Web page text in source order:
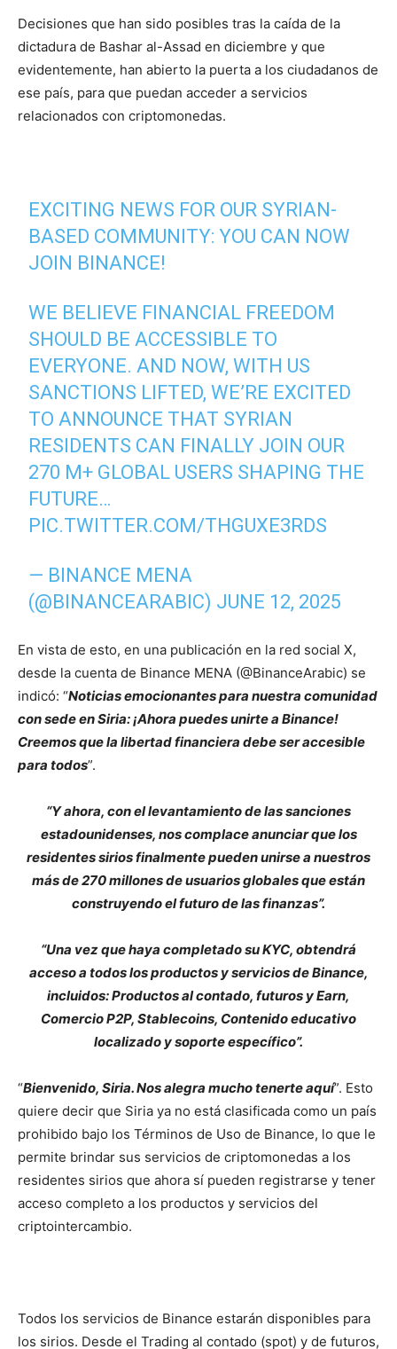
Decisiones que han sido posibles tras la caída de la
dictadura de Bashar al-Assad en diciembre y que
evidentemente, han abierto la puerta a los ciudadanos de
ese país, para que puedan acceder a servicios
relacionados con criptomonedas.
EXCITING NEWS FOR OUR SYRIAN-
BASED COMMUNITY: YOU CAN NOW
JOIN BINANCE!
WE BELIEVE FINANCIAL FREEDOM
SHOULD BE ACCESSIBLE TO
EVERYONE. AND NOW, WITH US
SANCTIONS LIFTED, WE’RE EXCITED
TO ANNOUNCE THAT SYRIAN
RESIDENTS CAN FINALLY JOIN OUR
270 M+ GLOBAL USERS SHAPING THE
FUTURE…
PIC.TWITTER.COM/THGUXE3RDS
— BINANCE MENA
(@BINANCEARABIC) JUNE 12, 2025
En vista de esto, en una publicación en la red social X,
desde la cuenta de Binance MENA (@BinanceArabic) se
indicó: “Noticias emocionantes para nuestra comunidad
con sede en Siria: ¡Ahora puedes unirte a Binance!
Creemos que la libertad financiera debe ser accesible
para todos”.
“Y ahora, con el levantamiento de las sanciones
estadounidenses, nos complace anunciar que los
residentes sirios finalmente pueden unirse a nuestros
más de 270 millones de usuarios globales que están
construyendo el futuro de las finanzas”.
“Una vez que haya completado su KYC, obtendrá
acceso a todos los productos y servicios de Binance,
incluidos: Productos al contado, futuros y Earn,
Comercio P2P, Stablecoins, Contenido educativo
localizado y soporte específico”.
“Bienvenido, Siria. Nos alegra mucho tenerte aquí”. Esto
quiere decir que Siria ya no está clasificada como un país
prohibido bajo los Términos de Uso de Binance, lo que le
permite brindar sus servicios de criptomonedas a los
residentes sirios que ahora sí pueden registrarse y tener
acceso completo a los productos y servicios del
criptointercambio.
Todos los servicios de Binance estarán disponibles para
los sirios. Desde el Trading al contado (spot) y de futuros,